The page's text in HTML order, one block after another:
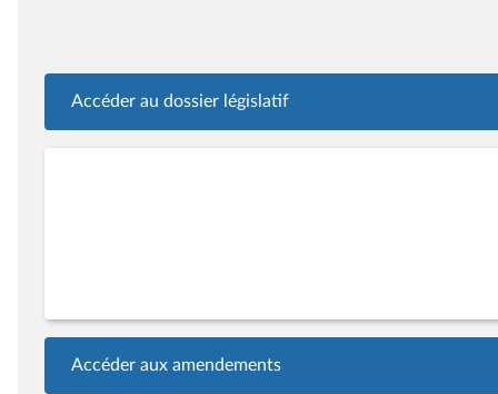
Accéder au dossier législatif
Accéder aux amendements